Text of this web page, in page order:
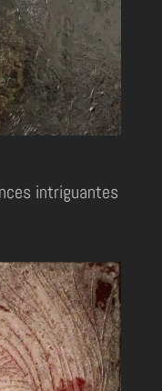
intriguantes